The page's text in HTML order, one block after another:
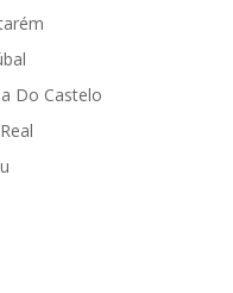
Do Castelo